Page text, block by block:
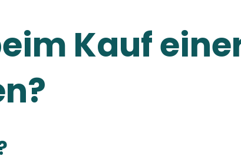
Kauf